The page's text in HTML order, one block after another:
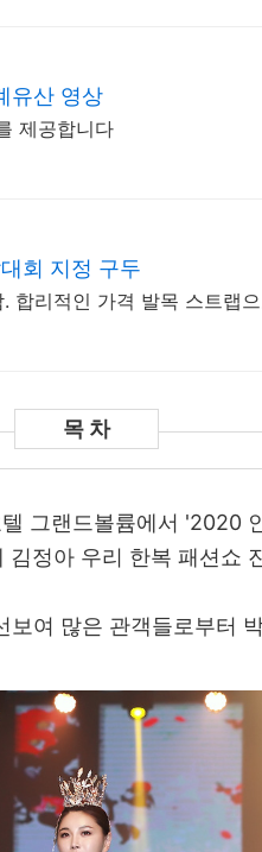
유산 영상
제공합니다
회 지정 구두
합리적인 가격 발목 스트랩
그랜드볼륨에서 '2020
김정아 우리 한복 패션쇼
보여 많은 관객들로부터